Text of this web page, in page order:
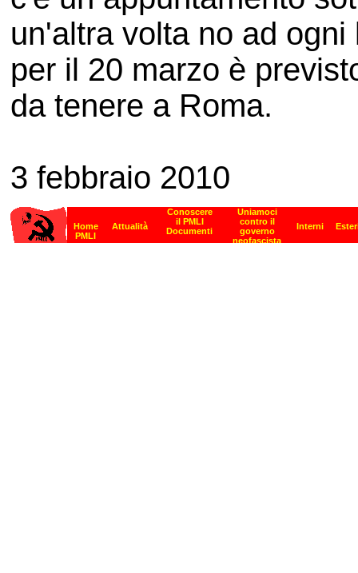
un'altra volta no ad
per il 20 marzo è
da tenere a Roma.
3 febbraio 2010